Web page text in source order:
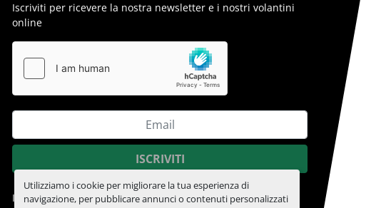
Utilizziamo i cookie per migliorare la tua esperienza di
navigazione, per pubblicare annunci o contenuti personalizzati
Iscriviti per ricevere la nostra newsletter e i nostri volantini
online
ISCRIVITI
Informativa sulla privacy